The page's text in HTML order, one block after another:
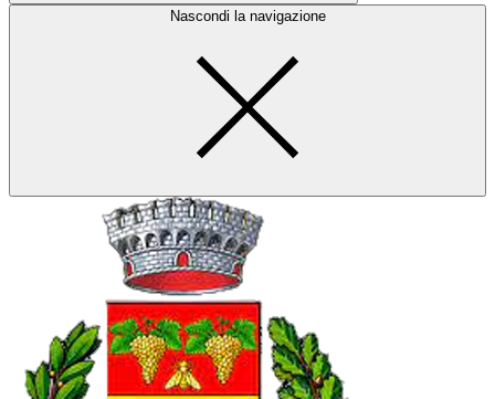
Nascondi la navigazione